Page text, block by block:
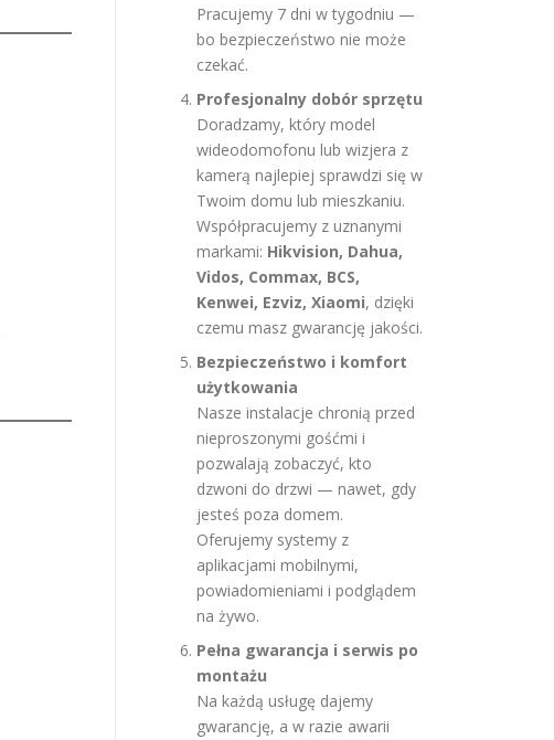
Pracujemy 7 dni w tygodniu —
bo bezpieczeństwo nie może
czekać.
Profesjonalny dobór sprzętu
Doradzamy, który model
wideodomofonu lub wizjera z
kamerą najlepiej sprawdzi się w
Twoim domu lub mieszkaniu.
Współpracujemy z uznanymi
markami: Hikvision, Dahua,
Vidos, Commax, BCS,
Kenwei, Ezviz, Xiaomi, dzięki
czemu masz gwarancję jakości.
Bezpieczeństwo i komfort
użytkowania
Nasze instalacje chronią przed
nieproszonymi gośćmi i
pozwalają zobaczyć, kto
dzwoni do drzwi — nawet, gdy
jesteś poza domem.
Oferujemy systemy z
aplikacjami mobilnymi,
powiadomieniami i podglądem
na żywo.
Pełna gwarancja i serwis po
montażu
Na każdą usługę dajemy
gwarancję, a w razie awarii